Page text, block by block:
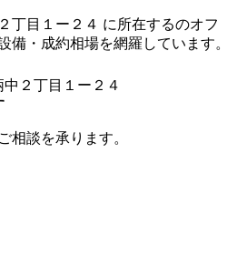
丁目１ー２４ に所在するのオフ
備・成約相場を網羅しています。
２丁目１ー２４
相談を承ります。